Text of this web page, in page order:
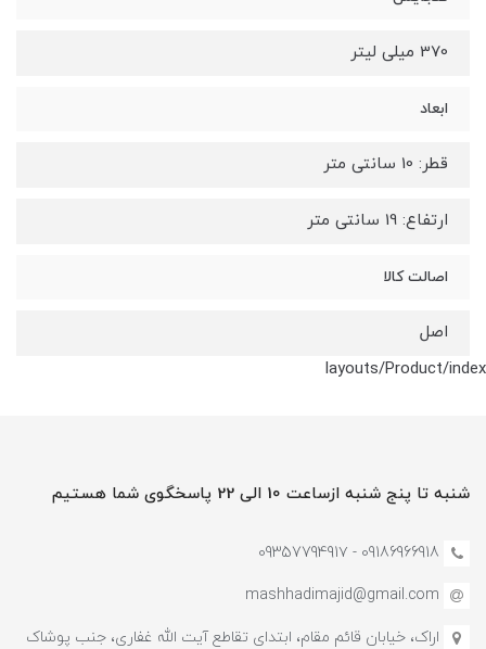
370 میلی لیتر
ابعاد
قطر: 10 سانتی متر
ارتفاع: 19 سانتی متر
اصالت کالا
اصل
layouts/Product/index
شنبه تا پنج شنبه ازساعت 10 الی 22 پاسخگوی شما هستیم
09186966918 - 0935779491۷
mashhadimajid@gmail.com
اراک، خیابان قائم مقام، ابتدای تقاطع آیت الله غفاری، جنب پوشاک